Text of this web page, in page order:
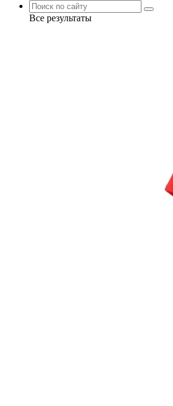
Все результаты